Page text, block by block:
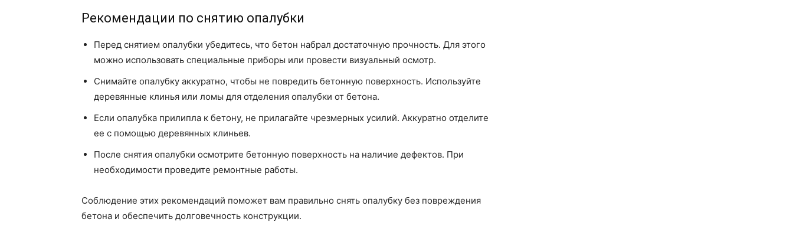
Рекомендации по снятию опалубки
Перед снятием опалубки убедитесь, что бетон набрал достаточную прочность. Для этого
можно использовать специальные приборы или провести визуальный осмотр.
Снимайте опалубку аккуратно, чтобы не повредить бетонную поверхность. Используйте
деревянные клинья или ломы для отделения опалубки от бетона.
Если опалубка прилипла к бетону, не прилагайте чрезмерных усилий. Аккуратно отделите
ее с помощью деревянных клиньев.
После снятия опалубки осмотрите бетонную поверхность на наличие дефектов. При
необходимости проведите ремонтные работы.
Соблюдение этих рекомендаций поможет вам правильно снять опалубку без повреждения
бетона и обеспечить долговечность конструкции.